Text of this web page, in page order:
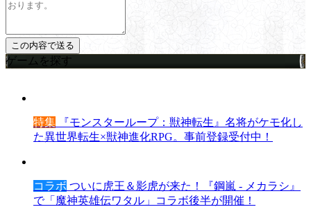
ゲームを探す
特集 『モンスターループ：獣神転生』名将がケモ化し
た異世界転生×獣神進化RPG。事前登録受付中！
コラボ ついに虎王＆影虎が来た！『鋼嵐 - メカラシ』
で「魔神英雄伝ワタル」コラボ後半が開催！